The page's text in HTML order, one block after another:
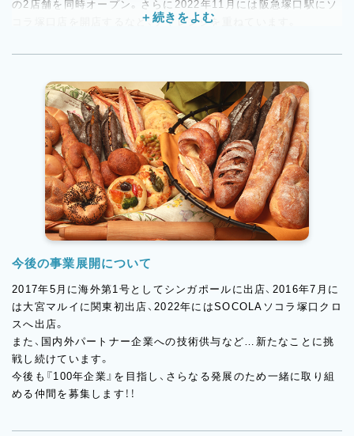
の2店舗を同時オープン。さらに2022年11月には阪急塚口駅にソ
コラ塚口店を開店するなど、チャレンジを重ねています。
り、100年企業を目指してさらなる成長を続けています。私たちと
＜事業展開＞
・2017年5月に海外第1号としてシンガポールに出店（現在9号店ま
で拡大）
・2018年7月には大宮マルイに関東初出店
・2020年9月には中国・杭州にも出店（現在2号店まで拡大）
・2022年11月に阪急塚口駅にソコラ塚口店
今後の事業展開について
2017年5月に海外第1号としてシンガポールに出店、2016年7月に
は大宮マルイに関東初出店、2022年にはSOCOLAソコラ塚口クロ
スへ出店。
また、国内外パートナー企業への技術供与など…新たなことに挑
戦し続けています。
今後も『100年企業』を目指し、さらなる発展のため一緒に取り組
める仲間を募集します！！